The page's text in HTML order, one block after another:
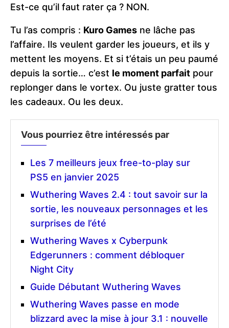
Est-ce qu’il faut rater ça ? NON.
Tu l’as compris : Kuro Games ne lâche pas
l’affaire. Ils veulent garder les joueurs, et ils y
mettent les moyens. Et si t’étais un peu paumé
depuis la sortie… c’est le moment parfait pour
replonger dans le vortex. Ou juste gratter tous
les cadeaux. Ou les deux.
Vous pourriez être intéressés par
Les 7 meilleurs jeux free-to-play sur
PS5 en janvier 2025
Wuthering Waves 2.4 : tout savoir sur la
sortie, les nouveaux personnages et les
surprises de l’été
Wuthering Waves x Cyberpunk
Edgerunners : comment débloquer
Night City
Guide Débutant Wuthering Waves
Wuthering Waves passe en mode
blizzard avec la mise à jour 3.1 : nouvelle